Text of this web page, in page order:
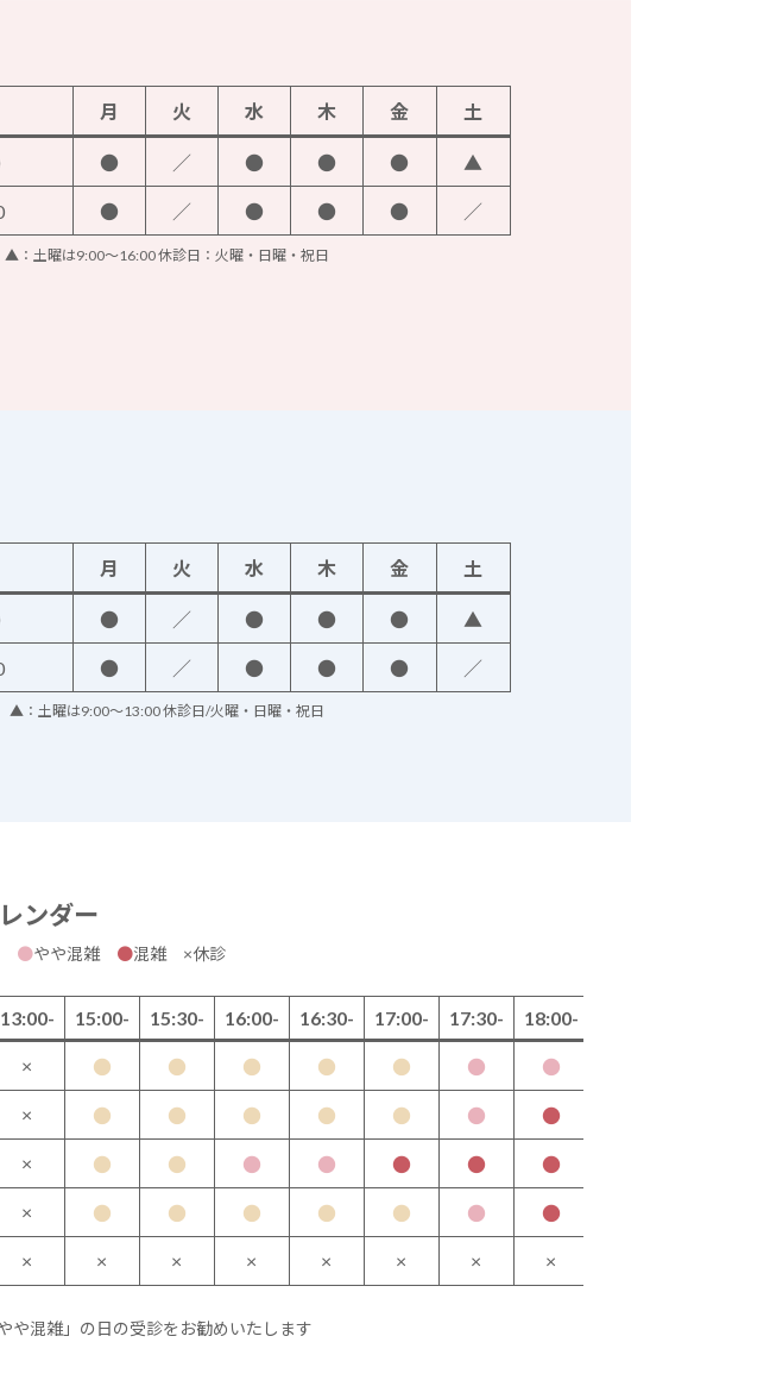
月 火 水 木 金 土
● ／ ● ● ● ▲
● ／ ● ● ● ／
▲：土曜は9:00～16:00 休診日：火曜・日曜・祝日
月 火 水 木 金 土
● ／ ● ● ● ▲
● ／ ● ● ● ／
▲：土曜は9:00～13:00 休診日/火曜・日曜・祝日
ンダー
●やや混雑 ●混雑 ×休診
13:00- 15:00- 15:30- 16:00- 16:30- 17:00- 17:30- 18:00-
× ● ● ● ● ● ● ●
× ● ● ● ● ● ● ●
× ● ● ● ● ● ● ●
× ● ● ● ● ● ● ●
× × × × × × × ×
や混雑」の日の受診をお勧めいたします